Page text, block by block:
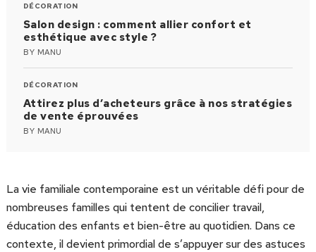
DÉCORATION
Salon design : comment allier confort et
esthétique avec style ?
BY MANU
DÉCORATION
Attirez plus d’acheteurs grâce à nos stratégies
de vente éprouvées
BY MANU
La vie familiale contemporaine est un véritable défi pour de
nombreuses familles qui tentent de concilier travail,
éducation des enfants et bien-être au quotidien. Dans ce
contexte, il devient primordial de s’appuyer sur des astuces